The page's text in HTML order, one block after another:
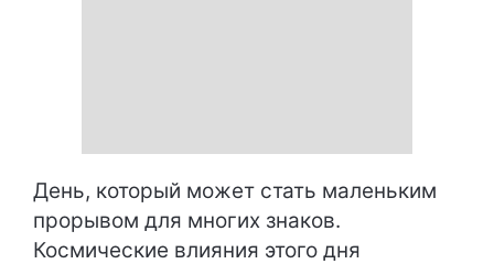
День, который может стать маленьким
прорывом для многих знаков.
Космические влияния этого дня